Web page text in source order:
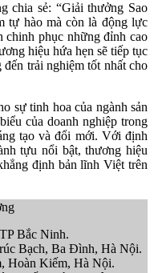
chia sẻ: “Giải thưởng Sao
tự hào mà còn là động lực
chinh phục những đỉnh cao
hiệu hứa hẹn sẽ tiếp tục
trải nghiệm tốt nhất cho
sự tinh hoa của ngành sản
của doanh nghiệp trong
tạo và đổi mới. Với định
tựu nổi bật, thương hiệu
định bản lĩnh Việt trên
Bắc Ninh.
Bạch, Ba Đình, Hà Nội.
Hoàn Kiếm, Hà Nội.